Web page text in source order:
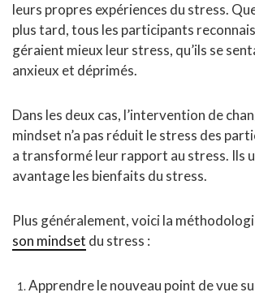
leurs propres expériences du stress.
plus tard, tous les participants
géraient mieux leur stress, qu’ils se
anxieux et déprimés.
Dans les deux cas, l’intervention de
mindset n’a pas réduit le stress des
a transformé leur rapport au stress. Ils
avantage les bienfaits du stress.
Plus généralement, voici la
son mindset du stress :
Apprendre le nouveau point de vue